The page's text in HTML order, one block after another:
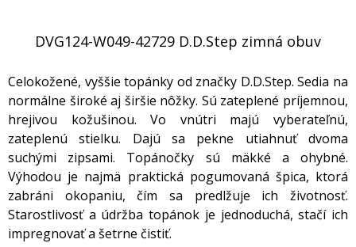
DVG124-W049-42729 D.D.Step zimná obuv
Celokožené, vyššie topánky od značky D.D.Step. Sedia na
normálne široké aj širšie nôžky. Sú zateplené príjemnou,
hrejivou kožušinou. Vo vnútri majú vyberateľnú,
zateplenú stielku. Dajú sa pekne utiahnuť dvoma
suchými zipsami. Topánočky sú mäkké a ohybné.
Výhodou je najmä praktická pogumovaná špica, ktorá
zabráni okopaniu, čím sa predlžuje ich životnosť.
Starostlivosť a údržba topánok je jednoduchá, stačí ich
impregnovať a šetrne čistiť.